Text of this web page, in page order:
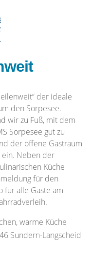
der ideale
den Sorpesee.
wir zu Fuß, mit dem
Sorpesee gut zu
der offene Gastraum
ein. Neben der
Küche
für den
für alle Gäste am
warme Küche
Sundern-Langscheid